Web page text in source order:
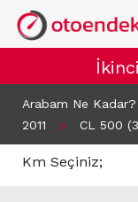
Arabam Ne Kadar?
2011
> CL 500
Km Seçiniz;